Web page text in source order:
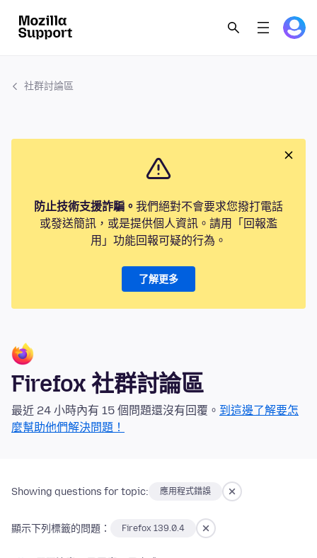
社群討論區
防止技術支援詐騙。 我們絕對不會要求您撥打電話
或發送簡訊，或是提供個人資訊。請用「回報濫
用」功能回報可疑的行為。
了解更多
Firefox 社群討論區
最近 24 小時內有 15 個問題還沒有回覆。 到這邊了解要怎
麼幫助他們解決問題！
Showing questions for topic: 應用程式錯誤
顯示下列標籤的問題： Firefox 139.0.4